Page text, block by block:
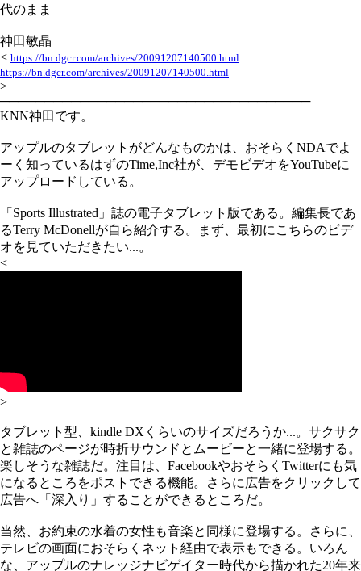
代のまま
神田敏晶
< https://bn.dgcr.com/archives/20091207140500.html
https://bn.dgcr.com/archives/20091207140500.html
>
───────────────────────────────────
KNN神田です。
アップルのタブレットがどんなものかは、おそらくNDAでよ
ーく知っているはずのTime,Inc社が、デモビデオをYouTubeに
アップロードしている。
「Sports Illustrated」誌の電子タブレット版である。編集長であ
るTerry McDonellが自ら紹介する。まず、最初にこちらのビデ
オを見ていただきたい...。
<
>
タブレット型、kindle DXくらいのサイズだろうか...。サクサク
と雑誌のページが時折サウンドとムービーと一緒に登場する。
楽しそうな雑誌だ。注目は、FacebookやおそらくTwitterにも気
になるところをポストできる機能。さらに広告をクリックして
広告へ「深入り」することができるところだ。
当然、お約束の水着の女性も音楽と同様に登場する。さらに、
テレビの画面におそらくネット経由で表示もできる。いろん
な、アップルのナレッジナビゲイター時代から描かれた20年来